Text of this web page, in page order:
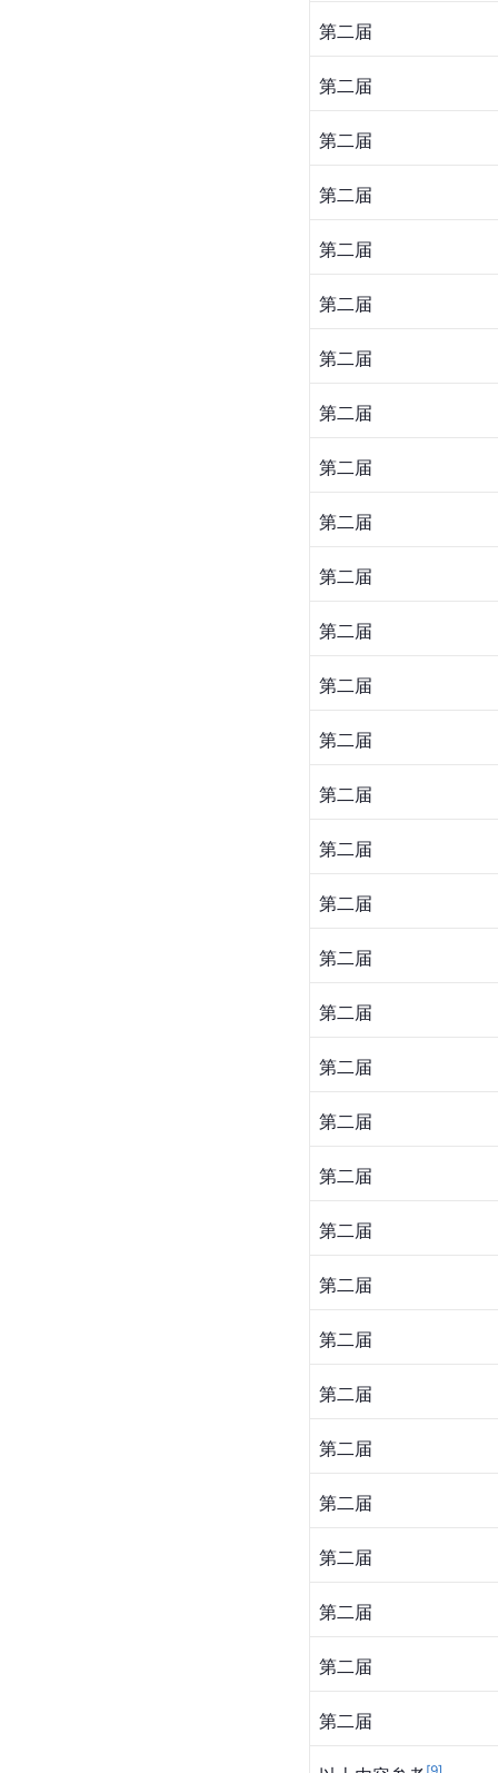
第二届
第二届
第二届
第二届
第二届
第二届
第二届
第二届
第二届
第二届
第二届
第二届
第二届
第二届
第二届
第二届
第二届
第二届
第二届
第二届
第二届
第二届
第二届
第二届
第二届
第二届
第二届
第二届
第二届
第二届
第二届
第二届